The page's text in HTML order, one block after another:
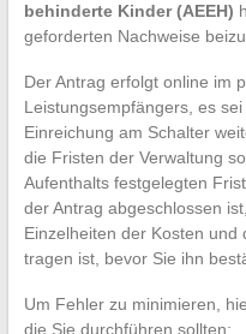
behinderte Kinder (AEEH)
geforderten Nachweise
Der Antrag erfolgt online im
Leistungsempfängers, es
Einreichung am Schalter
die Fristen der Verwaltung
Aufenthalts festgelegten
der Antrag abgeschlossen
Einzelheiten der Kosten und
tragen ist, bevor Sie ihn
Um Fehler zu minimieren,
die Sie durchführen sollten: